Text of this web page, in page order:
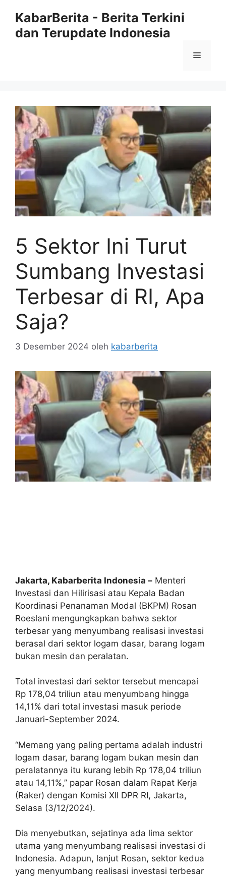
KabarBerita - Berita Terkini
dan Terupdate Indonesia
Menu
5 Sektor Ini Turut
Sumbang Investasi
Terbesar di RI, Apa
Saja?
3 Desember 2024 oleh kabarberita
Jakarta, Kabarberita Indonesia – Menteri
Investasi dan Hilirisasi atau Kepala Badan
Koordinasi Penanaman Modal (BKPM) Rosan
Roeslani mengungkapkan bahwa sektor
terbesar yang menyumbang realisasi investasi
berasal dari sektor logam dasar, barang logam
bukan mesin dan peralatan.
Total investasi dari sektor tersebut mencapai
Rp 178,04 triliun atau menyumbang hingga
14,11% dari total investasi masuk periode
Januari-September 2024.
“Memang yang paling pertama adalah industri
logam dasar, barang logam bukan mesin dan
peralatannya itu kurang lebih Rp 178,04 triliun
atau 14,11%,” papar Rosan dalam Rapat Kerja
(Raker) dengan Komisi XII DPR RI, Jakarta,
Selasa (3/12/2024).
Dia menyebutkan, sejatinya ada lima sektor
utama yang menyumbang realisasi investasi di
Indonesia. Adapun, lanjut Rosan, sektor kedua
yang menyumbang realisasi investasi terbesar